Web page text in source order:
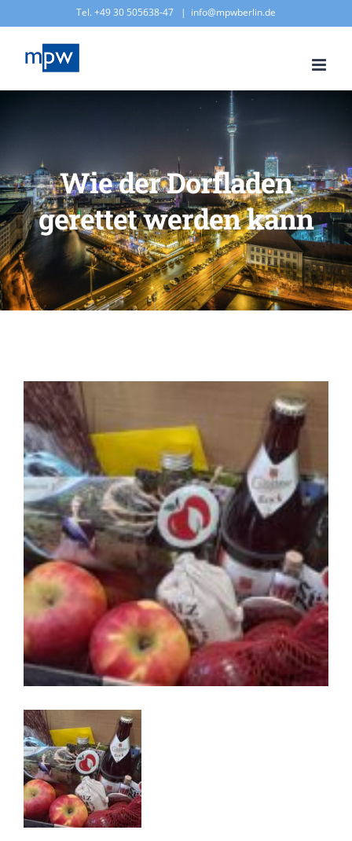
springen
Tel. +49 30 505638-47 | info@mpwberlin.de
Wie der Dorfladen
gerettet werden kann
Zeige
grösseres
Bild